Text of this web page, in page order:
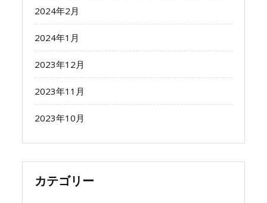
2024年2月
2024年1月
2023年12月
2023年11月
2023年10月
カテゴリー